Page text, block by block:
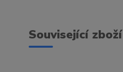
Související zboží